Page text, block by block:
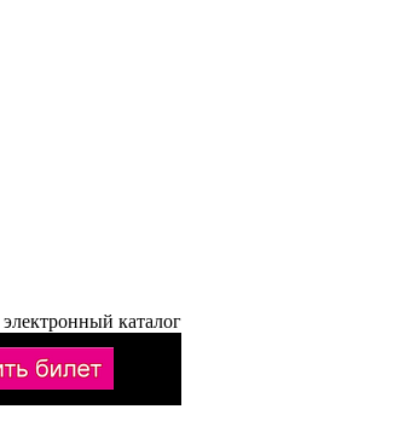
электронный каталог